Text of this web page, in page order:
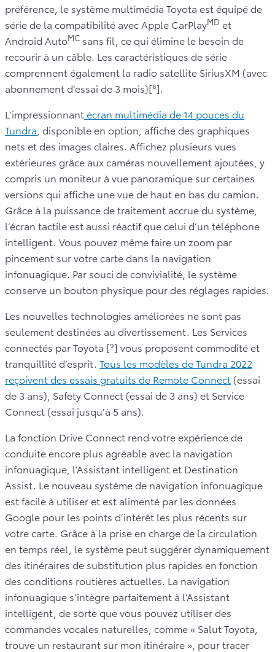
préférence, le système multimédia Toyota est équipé de
série de la compatibilité avec Apple CarPlayMD et
Android AutoMC sans fil, ce qui élimine le besoin de
recourir à un câble. Les caractéristiques de série
comprennent également la radio satellite SiriusXM (avec
abonnement d’essai de 3 mois)[⁸].
L’impressionnantécran multimédia de 14 pouces du
Tundra , disponible en option, affiche des graphiques
nets et des images claires. Affichez plusieurs vues
extérieures grâce aux caméras nouvellement ajoutées, y
compris un moniteur à vue panoramique sur certaines
versions qui affiche une vue de haut en bas du camion.
Grâce à la puissance de traitement accrue du système,
l’écran tactile est aussi réactif que celui d’un téléphone
intelligent. Vous pouvez même faire un zoom par
pincement sur votre carte dans la navigation
infonuagique. Par souci de convivialité, le système
conserve un bouton physique pour des réglages rapides.
Les nouvelles technologies améliorées ne sont pas
seulement destinées au divertissement. Les Services
connectés par Toyota [⁹] vous proposent commodité et
tranquillité d’esprit. Tous les modèles de Tundra 2022
reçoivent des essais gratuits de Remote Connect (essai
de 3 ans), Safety Connect (essai de 3 ans) et Service
Connect (essai jusqu’à 5 ans).
La fonction Drive Connect rend votre expérience de
conduite encore plus agréable avec la navigation
infonuagique, l’Assistant intelligent et Destination
Assist. Le nouveau système de navigation infonuagique
est facile à utiliser et est alimenté par les données
Google pour les points d’intérêt les plus récents sur
votre carte. Grâce à la prise en charge de la circulation
en temps réel, le système peut suggérer dynamiquement
des itinéraires de substitution plus rapides en fonction
des conditions routières actuelles. La navigation
infonuagique s’intègre parfaitement à l’Assistant
intelligent, de sorte que vous pouvez utiliser des
commandes vocales naturelles, comme « Salut Toyota,
trouve un restaurant sur mon itinéraire », pour tracer